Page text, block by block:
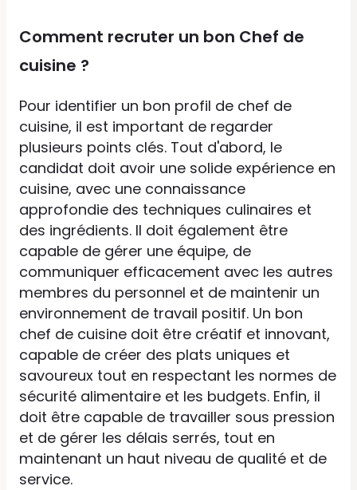
Comment recruter un bon Chef de
cuisine ?
Pour identifier un bon profil de chef de
cuisine, il est important de regarder
plusieurs points clés. Tout d'abord, le
candidat doit avoir une solide expérience en
cuisine, avec une connaissance
approfondie des techniques culinaires et
des ingrédients. Il doit également être
capable de gérer une équipe, de
communiquer efficacement avec les autres
membres du personnel et de maintenir un
environnement de travail positif. Un bon
chef de cuisine doit être créatif et innovant,
capable de créer des plats uniques et
savoureux tout en respectant les normes de
sécurité alimentaire et les budgets. Enfin, il
doit être capable de travailler sous pression
et de gérer les délais serrés, tout en
maintenant un haut niveau de qualité et de
service.